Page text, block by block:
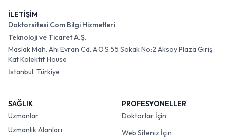
İLETİŞİM
Doktorsitesi Com Bilgi Hizmetleri
Teknoloji ve Ticaret A.Ş.
Maslak Mah. Ahi Evran Cd. A.O.S 55 Sokak No:2 Aksoy Plaza Giriş
Kat Kolektif House
İstanbul, Türkiye
SAĞLIK
Uzmanlar
Uzmanlık Alanları
PROFESYONELLER
Doktorlar İçin
Web Siteniz İçin